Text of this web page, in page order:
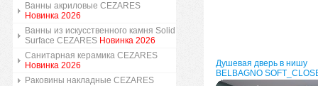
Ванны акриловые CEZARES
Новинка 2026
Ванны из искусственного камня Solid
Surface CEZARES Новинка 2026
Санитарная керамика CEZARES
Новинка 2026
Раковины накладные CEZARES
Душевая дверь в нишу
BELBAGNO